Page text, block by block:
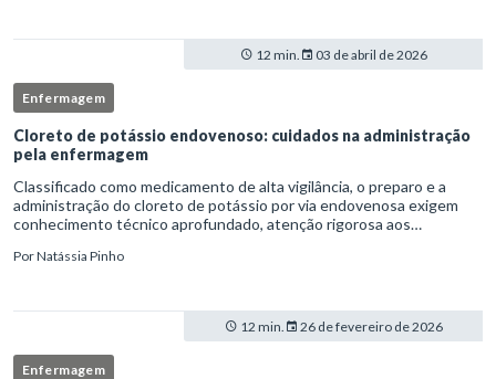
12 min. 03 de abril de 2026
Enfermagem
Cloreto de potássio endovenoso: cuidados na administração
pela enfermagem
Classificado como medicamento de alta vigilância, o preparo e a
administração do cloreto de potássio por via endovenosa exigem
conhecimento técnico aprofundado, atenção rigorosa aos
enfermag
PorNatássia Pinho
12 min. 26 de fevereiro de 2026
Enfermagem